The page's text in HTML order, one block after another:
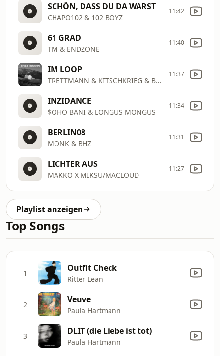
SCHÖN, DASS DU DA WARST
CHAPO102 & 102 BOYZ
11:42
61 GRAD
TM & ENDZONE
11:40
IM LOOP
TRETTMANN & KITSCHKRIEG & BILDERBUCH
11:37
INZIDANCE
$OHO BANI & LONGUS MONGUS
11:34
BERLIN08
MONK & BHZ
11:31
LICHTER AUS
MAKKO X MIKSU/MACLOUD
11:27
Playlist anzeigen
Top Songs
1 Outfit Check
Ritter Lean
2 Veuve
Paula Hartmann
3 DLIT (die Liebe ist tot)
Paula Hartmann